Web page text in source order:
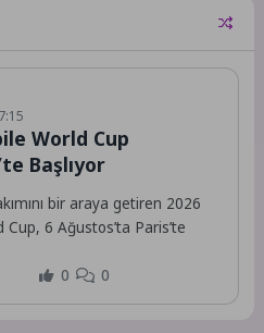
World Cup
Başlıyor
bir araya getiren 2026
6 Ağustos’ta Paris’te
0 0